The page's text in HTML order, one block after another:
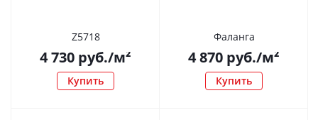
Z5718
4 730 руб./м²
Купить
Фаланга
4 870 руб./м²
Купить